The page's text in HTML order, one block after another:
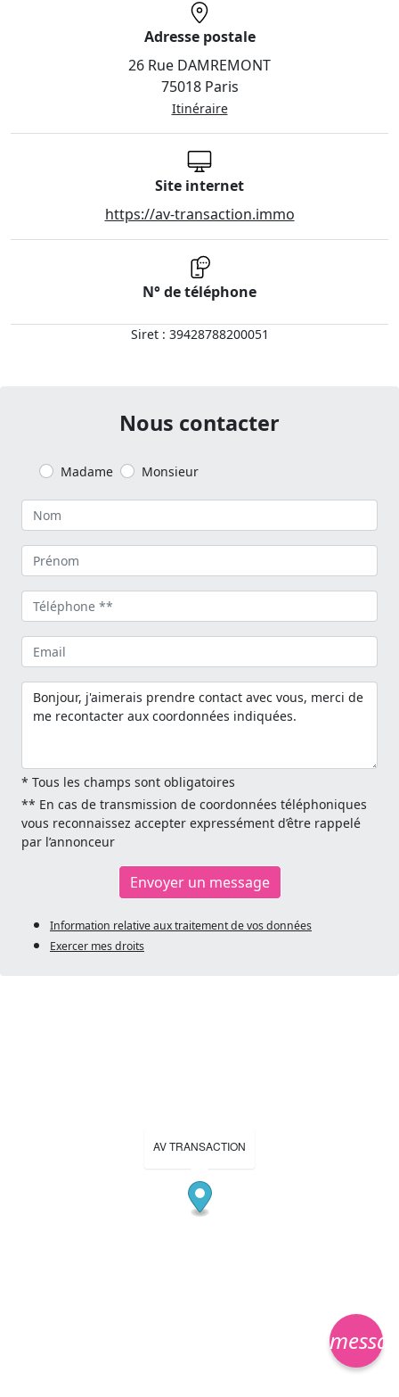
Adresse postale
26 Rue DAMREMONT
75018 Paris
Itinéraire
Site internet
https://av-transaction.immo
N° de téléphone
Siret : 39428788200051
Nous contacter
Madame Monsieur
* Tous les champs sont obligatoires
** En cas de transmission de coordonnées téléphoniques
vous reconnaissez accepter expressément d’être rappelé
par l’annonceur
Envoyer un message
Information relative aux traitement de vos données
Exercer mes droits
AV TRANSACTION